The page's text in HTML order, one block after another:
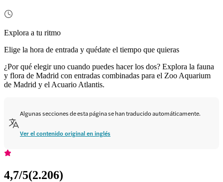
Explora a tu ritmo
Elige la hora de entrada y quédate el tiempo que quieras
¿Por qué elegir uno cuando puedes hacer los dos? Explora la fauna
y flora de Madrid con entradas combinadas para el Zoo Aquarium
de Madrid y el Acuario Atlantis.
Algunas secciones de esta página se han traducido automáticamente.
Ver el contenido original en inglés
4,7/5(2.206)